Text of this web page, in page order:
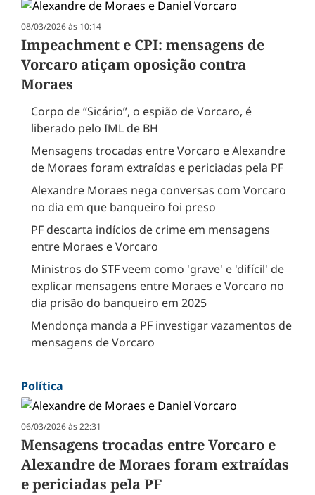
08/03/2026 às 10:14
Impeachment e CPI: mensagens de
Vorcaro atiçam oposição contra
Moraes
Corpo de “Sicário”, o espião de Vorcaro, é
liberado pelo IML de BH
Mensagens trocadas entre Vorcaro e Alexandre
de Moraes foram extraídas e periciadas pela PF
Alexandre Moraes nega conversas com Vorcaro
no dia em que banqueiro foi preso
PF descarta indícios de crime em mensagens
entre Moraes e Vorcaro
Ministros do STF veem como 'grave' e 'difícil' de
explicar mensagens entre Moraes e Vorcaro no
dia prisão do banqueiro em 2025
Mendonça manda a PF investigar vazamentos de
mensagens de Vorcaro
Política
06/03/2026 às 22:31
Mensagens trocadas entre Vorcaro e
Alexandre de Moraes foram extraídas
e periciadas pela PF